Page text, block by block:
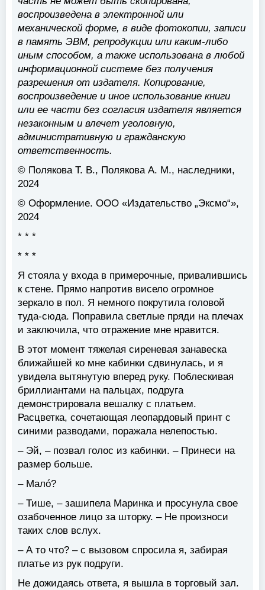
воспроизведена в электронной или
механической форме, в виде фотокопии, записи
в память ЭВМ, репродукции или каким-либо
иным способом, а также использована в любой
информационной системе без получения
разрешения от издателя. Копирование,
воспроизведение и иное использование книги
или ее части без согласия издателя является
незаконным и влечет уголовную,
административную и гражданскую
ответственность.
© Полякова Т. В., Полякова А. М., наследники,
2024
© Оформление. ООО «Издательство „Эксмо“»,
2024
* * *
* * *
Я стояла у входа в примерочные, привалившись
к стене. Прямо напротив висело огромное
зеркало в пол. Я немного покрутила головой
туда-сюда. Поправила светлые пряди на плечах
и заключила, что отражение мне нравится.
В этот момент тяжелая сиреневая занавеска
ближайшей ко мне кабинки сдвинулась, и я
увидела вытянутую вперед руку. Поблескивая
бриллиантами на пальцах, подруга
демонстрировала вешалку с платьем.
Расцветка, сочетающая леопардовый принт с
синими разводами, поражала нелепостью.
– Эй, – позвал голос из кабинки. – Принеси на
размер больше.
– Малó?
– Тише, – зашипела Маринка и просунула свое
озабоченное лицо за шторку. – Не произноси
таких слов вслух.
– А то что? – с вызовом спросила я, забирая
платье из рук подруги.
Не дожидаясь ответа, я вышла в торговый зал.